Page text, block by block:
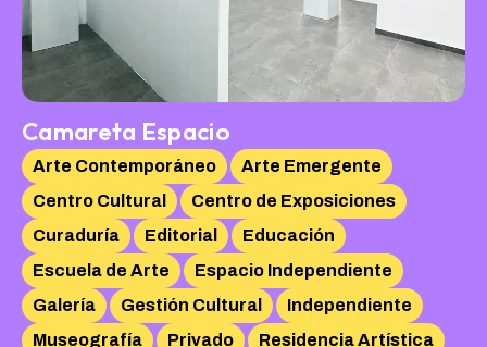
Camareta Espacio
Arte Contemporáneo
Arte Emergente
Centro Cultural
Centro de Exposiciones
Curaduría
Editorial
Educación
Escuela de Arte
Espacio Independiente
Galería
Gestión Cultural
Independiente
Museografía
Privado Residencia Artística